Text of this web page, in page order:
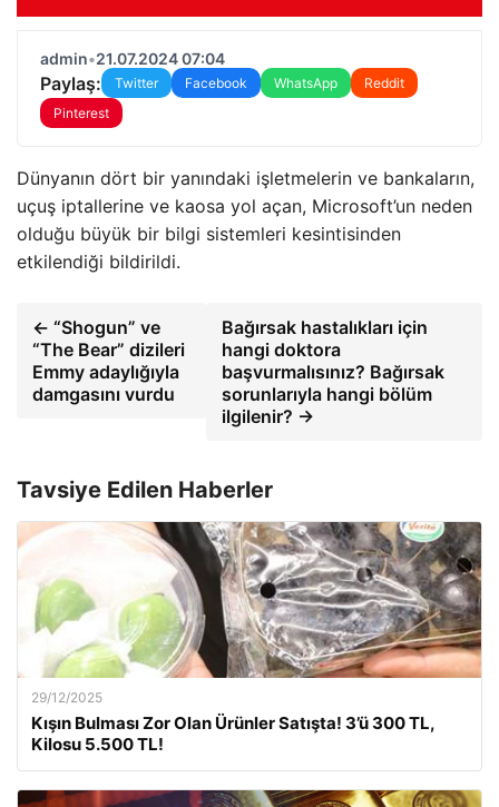
admin•21.07.2024 07:04
Paylaş: Twitter Facebook WhatsApp
Reddit
Pinterest
Dünyanın dört bir yanındaki işletmelerin ve bankaların,
uçuş iptallerine ve kaosa yol açan, Microsoft’un neden
olduğu büyük bir bilgi sistemleri kesintisinden
etkilendiği bildirildi.
← “Shogun” ve
“The Bear” dizileri
Emmy adaylığıyla
damgasını vurdu
Bağırsak hastalıkları için
hangi doktora
başvurmalısınız? Bağırsak
sorunlarıyla hangi bölüm
ilgilenir? →
Tavsiye Edilen Haberler
29/12/2025
Kışın Bulması Zor Olan Ürünler Satışta! 3’ü 300 TL,
Kilosu 5.500 TL!